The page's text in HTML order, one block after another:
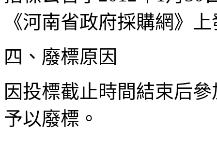
《河南省政府採購網》
四、廢標原因
因投標截止時間結束后
予以廢標。